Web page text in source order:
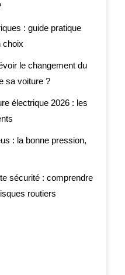
: guide pratique
choix
le changement du
sa voiture ?
électrique 2026 : les
: la bonne pression,
sécurité : comprendre
routiers